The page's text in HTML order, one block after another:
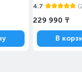
4.7
229 990 ₸
В